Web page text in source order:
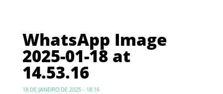
WhatsApp Image
2025-01-18 at
14.53.16
18 DE JANEIRO DE 2025 - 18:16